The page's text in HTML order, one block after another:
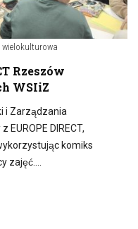
wielokulturowa
Rzeszów
WSIiZ
i Zarządzania
EUROPE DIRECT,
komiks
zajęć….